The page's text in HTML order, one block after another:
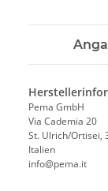
Pema GmbH
Via Cademia 20
St. Ulrich/Ortisei,
Italien
info@pema.it